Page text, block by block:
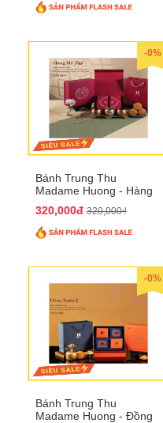
-0%
Bánh Trung Thu
Madame Huong - Hàng
320,000đ 320,000₫
-0%
Bánh Trung Thu
Madame Huong - Đồng